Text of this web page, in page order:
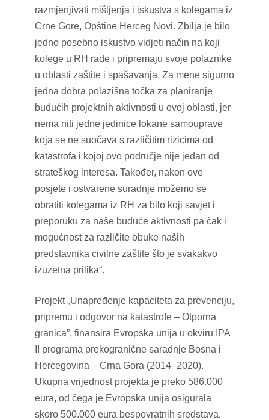
razmjenjivati mišljenja i iskustva s kolegama iz
Crne Gore, Opštine Herceg Novi. Zbilja je bilo
jedno posebno iskustvo vidjeti način na koji
kolege u RH rade i pripremaju svoje polaznike
u oblasti zaštite i spašavanja. Za mene sigurno
jedna dobra polazišna točka za planiranje
budućih projektnih aktivnosti u ovoj oblasti, jer
nema niti jedne jedinice lokane samouprave
koja se ne suočava s različitim rizicima od
katastrofa i kojoj ovo područje nije jedan od
strateškog interesa. Također, nakon ove
posjete i ostvarene suradnje možemo se
obratiti kolegama iz RH za bilo koji savjet i
preporuku za naše buduće aktivnosti pa čak i
mogućnost za različite obuke naših
predstavnika civilne zaštite što je svakakvo
izuzetna prilika“.
Projekt „Unapređenje kapaciteta za prevenciju,
pripremu i odgovor na katastrofe – Otporna
granica”, finansira Evropska unija u okviru IPA
II programa prekogranične saradnje Bosna i
Hercegovina – Crna Gora (2014–2020).
Ukupna vrijednost projekta je preko 586.000
eura, od čega je Evropska unija osigurala
skoro 500.000 eura bespovratnih sredstava.